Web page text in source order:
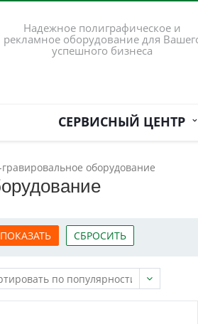
Надежное полиграфическое и
рекламное оборудование для
успешного бизнеса
СЕРВИСНЫЙ ЦЕНТР
оборудование